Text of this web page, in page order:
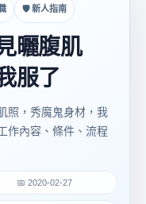
🛡 新人指南
曬腹肌
服了
照，秀魔鬼身材，我
作內容、條件、流程
📅 2020-02-27